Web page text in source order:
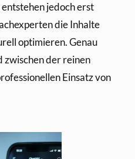
jedoch erst
die Inhalte
optimieren. Genau
der reinen
Einsatz von